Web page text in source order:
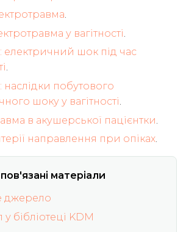
.
у вагітності
електричний шок під час
.
наслідки побутового
шоку у вагітності.
в акушерської пацієнтки
направлення при опіках.
матеріали
джерело
у бібліотеці KDM